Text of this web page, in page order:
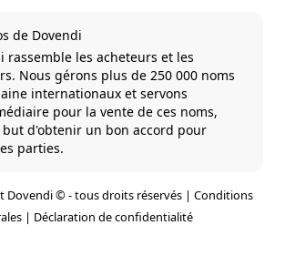
de Dovendi
rassemble les acheteurs et les
Nous gérons plus de 250 000 noms
internationaux et servons
pour la vente de ces noms,
but d'obtenir un bon accord pour
parties.
Dovendi © - tous droits réservés | Conditions
| Déclaration de confidentialité